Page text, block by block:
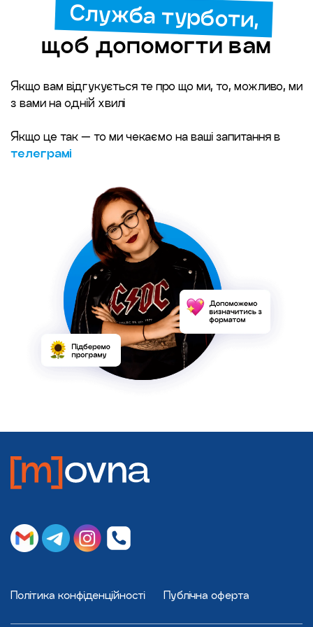
мовлення: граматику, лексику, говоріння, навички
сприйняття на слух і письмо. Усе націлено на те,
щоб ви отримали результат швидко, якісно і
назавжди
Служба турботи,
щоб допомогти вам
Якщо вам відгукується те про що ми, то, можливо, ми
з вами на одній хвилі
Якщо це так — то ми чекаємо на ваші запитання в
телеграмі
Політика конфіденційності Публічна оферта